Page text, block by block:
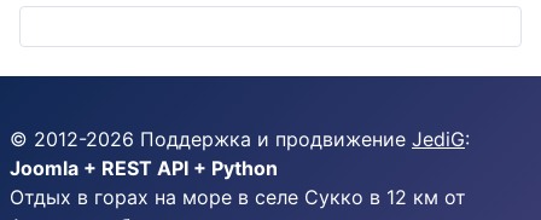
© 2012-2026 Поддержка и продвижение JediG:
Joomla + REST API + Python
Отдых в горах на море в селе Сукко в 12 км от